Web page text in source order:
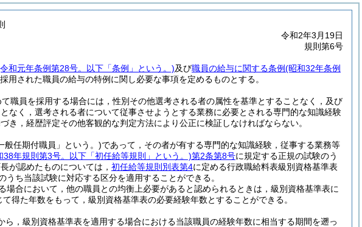
令和2年3月19日
規則第6号
和元年条例第28号。以下「条例」という。)及び職員の給与に関する条例(昭和32年条例
された職員の給与の特例に関し必要な事項を定めるものとする。
職員を採用する場合には，性別その他選考される者の属性を基準とすることなく，及び
なく，選考される者について従事させようとする業務に必要とされる専門的な知識経験
，経歴評定その他客観的な判定方法により公正に検証しなければならない。
般任期付職員」という。)であって，その者が有する専門的な知識経験，従事する業務等
38年規則第3号。以下「初任給等規則」という。)第2条第8号に規定する正規の試験のう
が認めたものについては， 初任給等規則別表第4に定める行政職給料表級別資格基準表
うち当該試験に対応する区分を適用することができる。
場合において，他の職員との均衡上必要があると認められるときは，級別資格基準表に
得た年数をもって，級別資格基準表の必要経験年数とすることができる。
，級別資格基準表を適用する場合における当該職員の経験年数に相当する期間を遡っ